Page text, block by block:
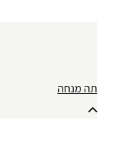
תה מנחה